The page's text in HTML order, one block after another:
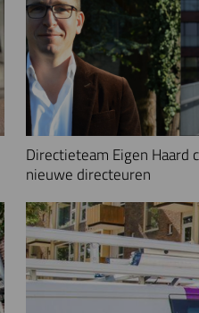
Directieteam Eigen
nieuwe directeuren